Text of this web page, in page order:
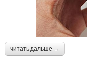
читать дальше →